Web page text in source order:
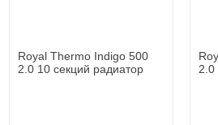
Royal Thermo Indigo 500
2.0 10 секций радиатор
2.0